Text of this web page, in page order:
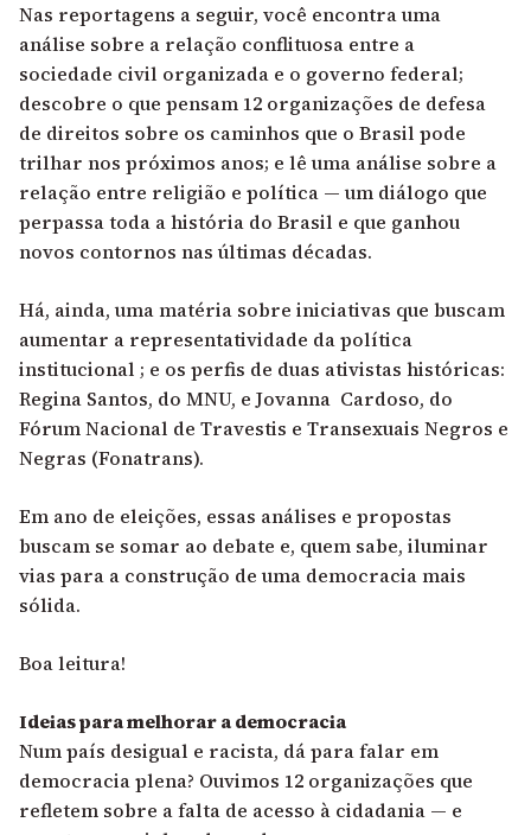
Nas reportagens a seguir, você encontra uma
análise sobre a relação conflituosa entre a
sociedade civil organizada e o governo federal;
descobre o que pensam 12 organizações de defesa
de direitos sobre os caminhos que o Brasil pode
trilhar nos próximos anos; e lê uma análise sobre a
relação entre religião e política — um diálogo que
perpassa toda a história do Brasil e que ganhou
novos contornos nas últimas décadas.
Há, ainda, uma matéria sobre iniciativas que buscam
aumentar a representatividade da política
institucional ; e os perfis de duas ativistas históricas:
Regina Santos, do MNU, e Jovanna Cardoso, do
Fórum Nacional de Travestis e Transexuais Negros e
Negras (Fonatrans).
Em ano de eleições, essas análises e propostas
buscam se somar ao debate e, quem sabe, iluminar
vias para a construção de uma democracia mais
sólida.
Boa leitura!
Ideias para melhorar a democracia
Num país desigual e racista, dá para falar em
democracia plena? Ouvimos 12 organizações que
refletem sobre a falta de acesso à cidadania — e